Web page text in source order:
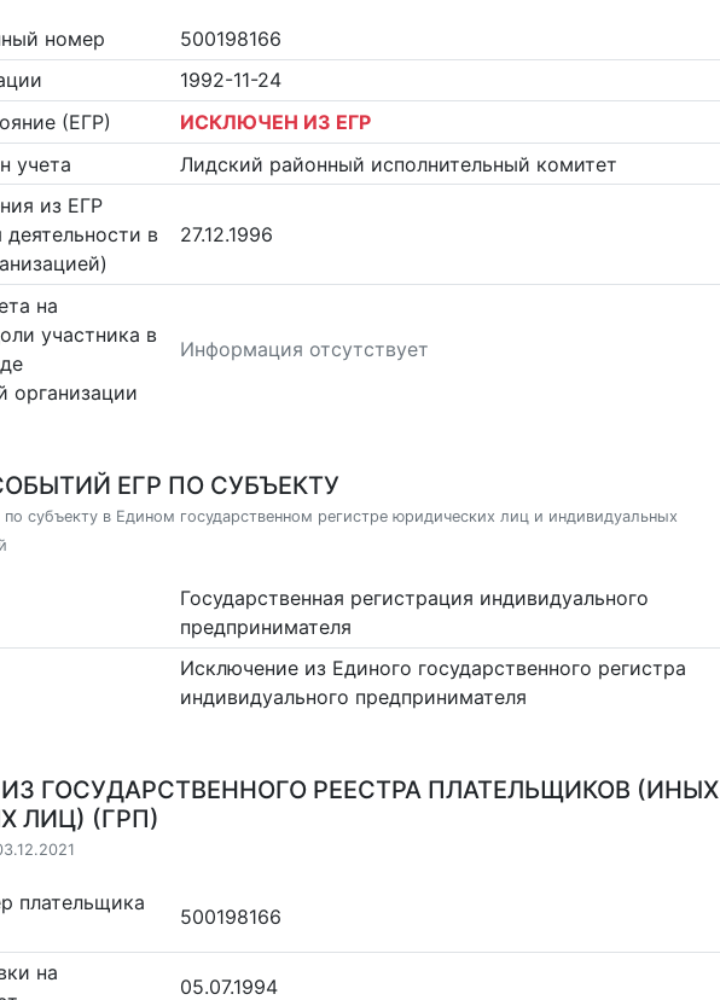
номер
500198166
1992-11-24
(ЕГР)
ИСКЛЮЧЕН ИЗ ЕГР
учета
Лидский районный исполнительный комитет
из ЕГР
в
27.12.1996
на
участника в
организации
Информация отсутствует
ЕГР ПО СУБЪЕКТУ
субъекту в Едином государственном регистре юридических лиц и индивидуальных
Государственная регистрация индивидуального
предпринимателя
Исключение из Единого государственного регистра
индивидуального предпринимателя
ГОСУДАРСТВЕННОГО РЕЕСТРА ПЛАТЕЛЬЩИКОВ (ИНЫХ
ЛИЦ) (ГРП)
плательщика
500198166
на
05.07.1994